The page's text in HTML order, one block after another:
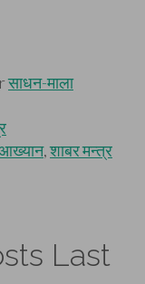
Last